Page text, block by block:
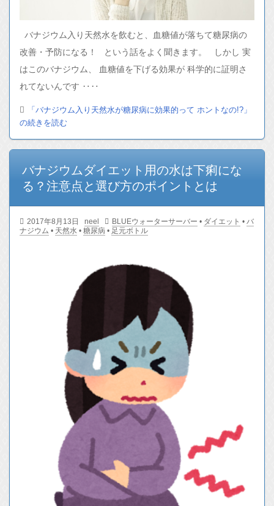
バナジウム入り天然水を飲むと、血糖値が落ちて糖尿病の
改善・予防になる！ という話をよく聞きます。 しかし 実
はこのバナジウム、 血糖値を下げる効果が 科学的に証明さ
れてないんです ‥‥
「バナジウム入り天然水が糖尿病に効果的って ホントなの!?」
の続きを読む
バナジウムダイエット用の水は下痢にな
る？注意点と選び方のポイントとは
2017年8月13日 neel BLUEウォーターサーバー • ダイエット • バ
ナジウム • 天然水 • 糖尿病 • 足元ボトル